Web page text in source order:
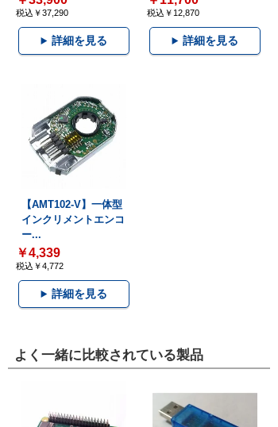
税込￥37,290
詳細を見る
税込￥12,870
詳細を見る
【AMT102-V】一体型
インクリメントエンコ
ー...
￥4,339
税込￥4,772
詳細を見る
よく一緒に比較されている製品